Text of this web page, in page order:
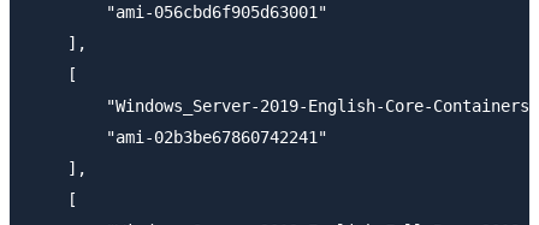
        "ami-056cbd6f905d63001"
    ],
    [
"Windows_Server-2019-English-Core-
        "ami-02b3be67860742241"
    ],
    [